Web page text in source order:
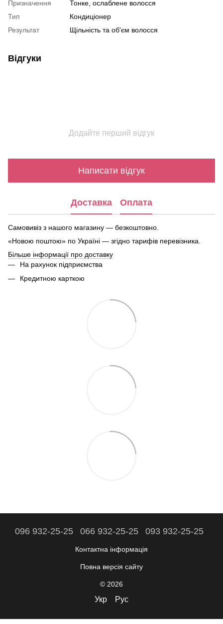
Призначення
Тонке, ослаблене волосся
Тип
Кондиціонер
Результат
Щільність та об'єм волосся
Відгуки
Додайте перший відгук
Написати відгук
Доставка Оплата
Самовивіз з нашого магазину — безкоштовно.
«Новою поштою» по Україні — згідно тарифів перевізника.
Більше інформації про доставку
На рахунок підприємства
Кредитною карткою
096 932-25-25 066 932-25-25 093 932-25-25
Контактна інформація
Повна версія сайту
© 2026
Укр Рус